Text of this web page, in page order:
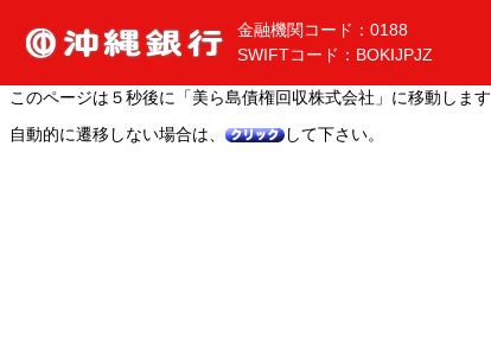
金融機関コード：0188
SWIFTコード：BOKIJPJZ
このページは５秒後に「美ら島債権回収株式会社」に移動します
自動的に遷移しない場合は、
して下さい。